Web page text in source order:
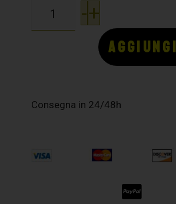
-+
AGGIUNGI
Consegna in 24/48h